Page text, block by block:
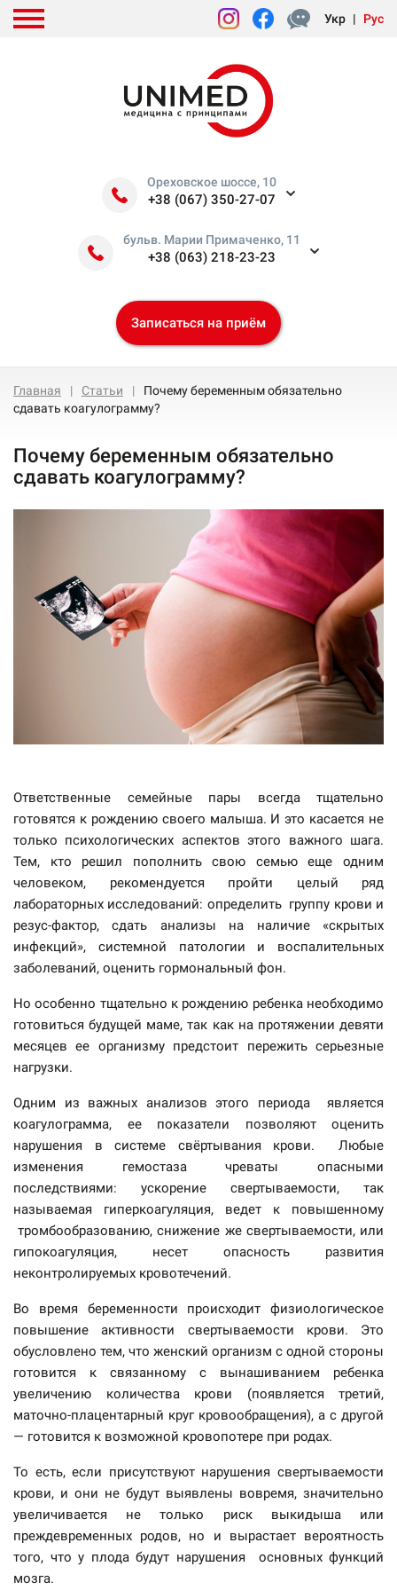
Укр | Рус
Ореховское шоссе, 10
+38 (067) 350-27-07
бульв. Марии Примаченко, 11
+38 (063) 218-23-23
Записаться на приём
Главная Статьи
Почему беременным обязательно
сдавать коагулограмму?
Почему беременным обязательно
сдавать коагулограмму?
Ответственные семейные пары всегда тщательно
готовятся к рождению своего малыша. И это касается не
только психологических аспектов этого важного шага.
Тем, кто решил пополнить свою семью еще одним
человеком, рекомендуется пройти целый ряд
лабораторных исследований: определить группу крови и
резус-фактор, сдать анализы на наличие «скрытых
инфекций», системной патологии и воспалительных
заболеваний, оценить гормональный фон.
Но особенно тщательно к рождению ребенка необходимо
готовиться будущей маме, так как на протяжении девяти
месяцев ее организму предстоит пережить серьезные
нагрузки.
Одним из важных анализов этого периода является
коагулограмма, ее показатели позволяют оценить
нарушения в системе свёртывания крови. Любые
изменения гемостаза чреваты опасными
последствиями: ускорение свертываемости, так
называемая гиперкоагуляция, ведет к повышенному
тромбообразованию, снижение же свертываемости, или
гипокоагуляция, несет опасность развития
неконтролируемых кровотечений.
Во время беременности происходит физиологическое
повышение активности свертываемости крови. Это
обусловлено тем, что женский организм с одной стороны
готовится к связанному с вынашиванием ребенка
увеличению количества крови (появляется третий,
маточно-плацентарный круг кровообращения), а с другой
— готовится к возможной кровопотере при родах.
То есть, если присутствуют нарушения свертываемости
крови, и они не будут выявлены вовремя, значительно
увеличивается не только риск выкидыша или
преждевременных родов, но и вырастает вероятность
того, что у плода будут нарушения основных функций
мозга.